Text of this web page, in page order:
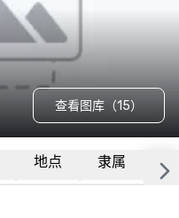
查看图库（15）
地点 隶属 更